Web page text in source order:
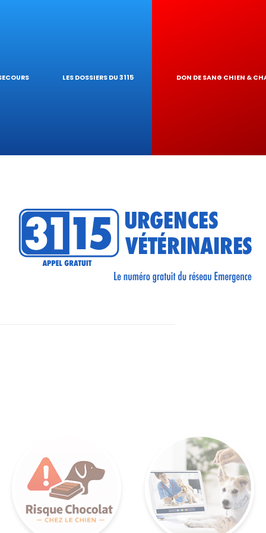
DE
LES DOSSIERS DU 3115 DON DE SANG CHIEN &